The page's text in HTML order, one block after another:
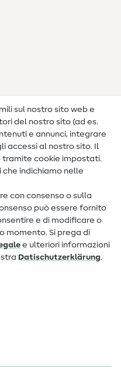
sul nostro sito web e
del nostro sito (ad es.
e annunci, integrare
accessi al nostro sito. Il
cookie impostati.
indichiamo nelle
con consenso o sulla
può essere fornito
e di modificare o
momento. Si prega di
e ulteriori informazioni
Dati­schutz­erklärung.